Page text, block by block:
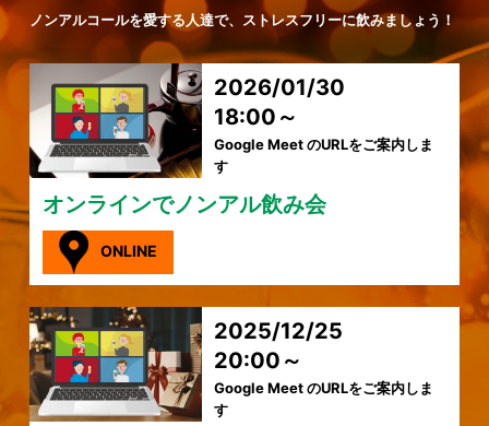
ノンアルコールを愛する人達で、ストレスフリーに飲みましょう！
2026/01/30
18:00～
Google Meet のURLをご案内しま
す
オンラインでノンアル飲み会
ONLINE
2025/12/25
20:00～
Google Meet のURLをご案内しま
す